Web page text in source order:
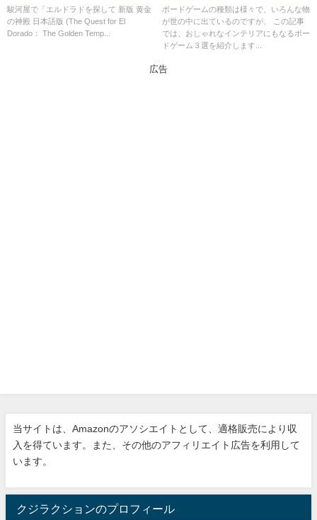
El Dorado： The Golden
Temples)」の概略と予約購入可
駿河屋で「エルドラドを探して 新版 黄金
の神殿 日本語版 (The Quest for El
Dorado： The Golden Temp...
る！
ボードゲームの種類は様々で、いろんな物
が世の中に出ているのですが、 この記事
では、おしゃれなインテリアにもなるボー
ドゲーム３選を紹介します...
広告
当サイトは、Amazonのアソシエイトとして、適格販売により収
入を得ています。また、その他のアフィリエイト広告を利用して
います。
クジラクションのプロフィール